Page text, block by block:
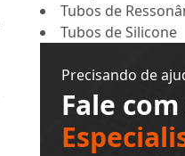
Tubos de
Tubos de Silicone
Precisando de
Fale